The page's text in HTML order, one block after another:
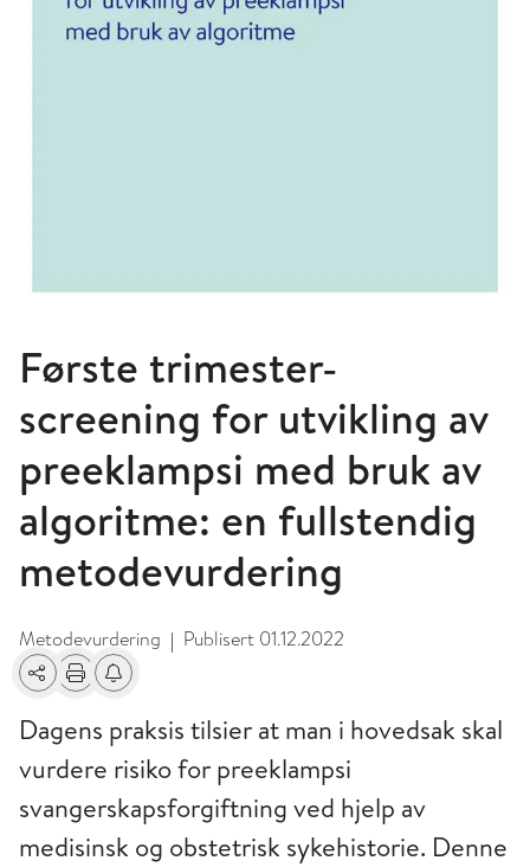
Første trimester-
screening for utvikling av
preeklampsi med bruk av
algoritme: en fullstendig
metodevurdering
Metodevurdering | Publisert 01.12.2022
Del Skriv utFå varsel om endringer
Dagens praksis tilsier at man i hovedsak skal
vurdere risiko for preeklampsi
svangerskapsforgiftning ved hjelp av
medisinsk og obstetrisk sykehistorie. Denne